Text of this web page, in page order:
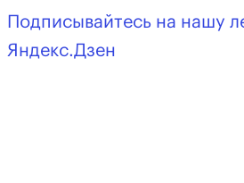
Подписывайтесь на нашу
Яндекс.Дзен